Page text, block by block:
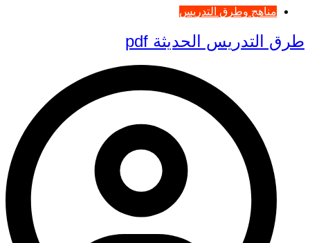
مناهج وطرق التدريس
طرق التدريس الحديثة pdf